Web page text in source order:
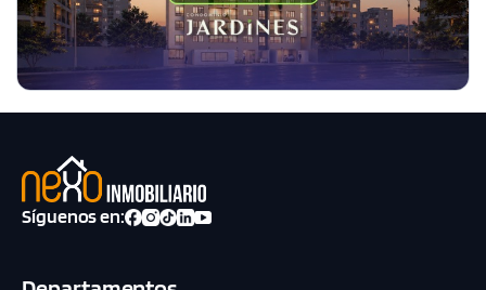
Síguenos en: